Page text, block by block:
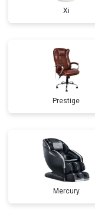
Xi
Prestige
Mercury